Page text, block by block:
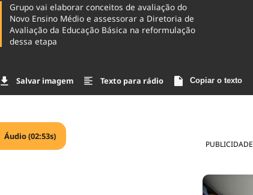
Grupo vai elaborar conceitos de avaliação do
Novo Ensino Médio e assessorar a Diretoria de
Avaliação da Educação Básica na reformulação
dessa etapa
Salvar imagem Texto para rádio Copiar o texto
PUBLICIDADE
Áudio (02:53s)